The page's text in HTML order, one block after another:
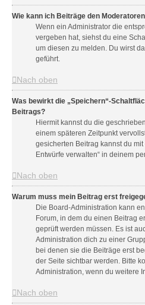
Wie kann ich Beiträge den
Wenn ein Administrator die
vergeben hat, siehst du eine
um diesen zu melden. Du wirst
geführt.
Nach oben
Was bewirkt die „Speichern“-
Beitrags?
Hiermit kannst du die
einem späteren Zeitpunkt
gesicherten Beitrag kannst du
Entwürfe verwalten“ in deinem
Nach oben
Warum muss mein Beitrag erst
Die Board-Administration kann
Forum, in dem du einen Beitrag
geprüft werden müssen. Es ist
Administration dich zu einer
bei denen sie die Beiträge erst
der Seite sichtbar werden. Bitte
Administration, wenn du weitere
Nach oben